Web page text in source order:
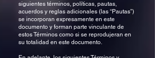
siguientes términos, políticas, pautas,
acuerdos y reglas adicionales (las “Pautas”)
se incorporan expresamente en este
documento y forman parte vinculante de
estos Términos como si se reprodujeran en
su totalidad en este documento.